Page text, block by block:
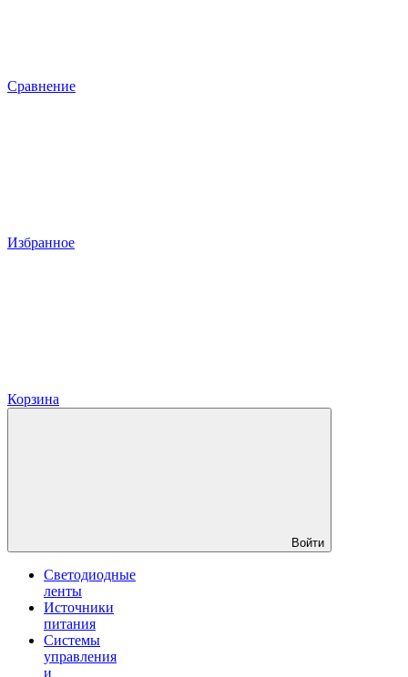
Сравнение
Избранное
Корзина
Войти
Светодиодные
ленты
Источники
питания
Системы
управления
и